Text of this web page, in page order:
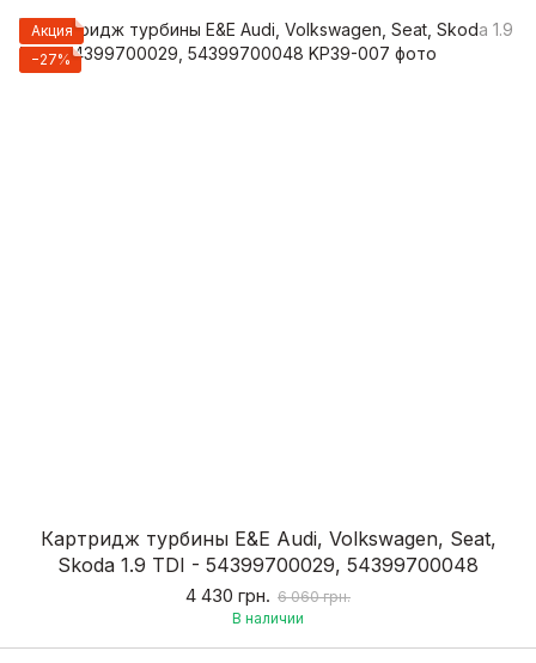
Акция
−27%
Картридж турбины E&E Audi, Volkswagen, Seat,
Skoda 1.9 TDI - 54399700029, 54399700048
4 430 грн. 6 060 грн.
В наличии